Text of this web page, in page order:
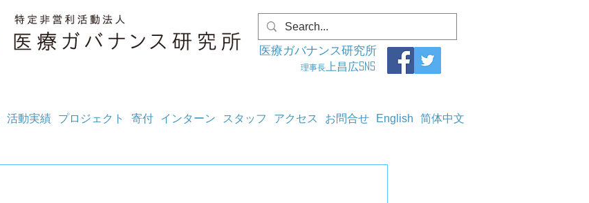
医療ガバナンス研究所
理事長 上昌広SNS
活動実績 プロジェクト 寄付 インターン スタッフ アクセス お問合せ English 简体中文